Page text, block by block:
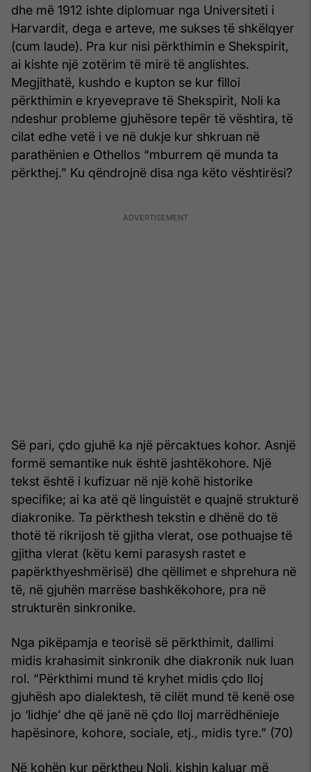
dhe më 1912 ishte diplomuar nga Universiteti i
Harvardit, dega e arteve, me sukses të shkëlqyer
(cum laude). Pra kur nisi përkthimin e Shekspirit,
ai kishte një zotërim të mirë të anglishtes.
Megjithatë, kushdo e kupton se kur filloi
përkthimin e kryeveprave të Shekspirit, Noli ka
ndeshur probleme gjuhësore tepër të vështira, të
cilat edhe vetë i ve në dukje kur shkruan në
parathënien e Othellos “mburrem që munda ta
përkthej.” Ku qëndrojnë disa nga këto vështirësi?
Së pari, çdo gjuhë ka një përcaktues kohor. Asnjë
formë semantike nuk është jashtëkohore. Një
tekst është i kufizuar në një kohë historike
specifike; ai ka atë që linguistët e quajnë strukturë
diakronike. Ta përkthesh tekstin e dhënë do të
thotë të rikrijosh të gjitha vlerat, ose pothuajse të
gjitha vlerat (këtu kemi parasysh rastet e
papërkthyeshmërisë) dhe qëllimet e shprehura në
të, në gjuhën marrëse bashkëkohore, pra në
strukturën sinkronike.
Nga pikëpamja e teorisë së përkthimit, dallimi
midis krahasimit sinkronik dhe diakronik nuk luan
rol. “Përkthimi mund të kryhet midis çdo lloj
gjuhësh apo dialektesh, të cilët mund të kenë ose
jo ‘lidhje’ dhe që janë në çdo lloj marrëdhënieje
hapësinore, kohore, sociale, etj., midis tyre.” (70)
Në kohën kur përktheu Noli, kishin kaluar më